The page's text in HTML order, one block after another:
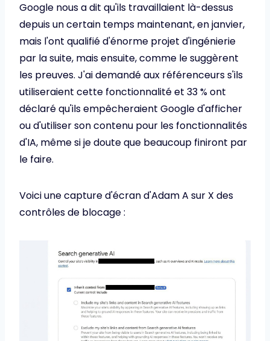
Google nous a dit qu'ils travaillaient là-dessus
depuis un certain temps maintenant, en janvier,
mais l'ont qualifié d'énorme projet d'ingénierie
par la suite, mais ensuite, comme le suggèrent
les preuves. J'ai demandé aux référenceurs s'ils
utiliseraient cette fonctionnalité et 33 % ont
déclaré qu'ils empêcheraient Google d'afficher
ou d'utiliser son contenu pour les fonctionnalités
d'IA, même si je doute que beaucoup finiront par
le faire.
Voici une capture d'écran d'Adam A sur X des
contrôles de blocage :